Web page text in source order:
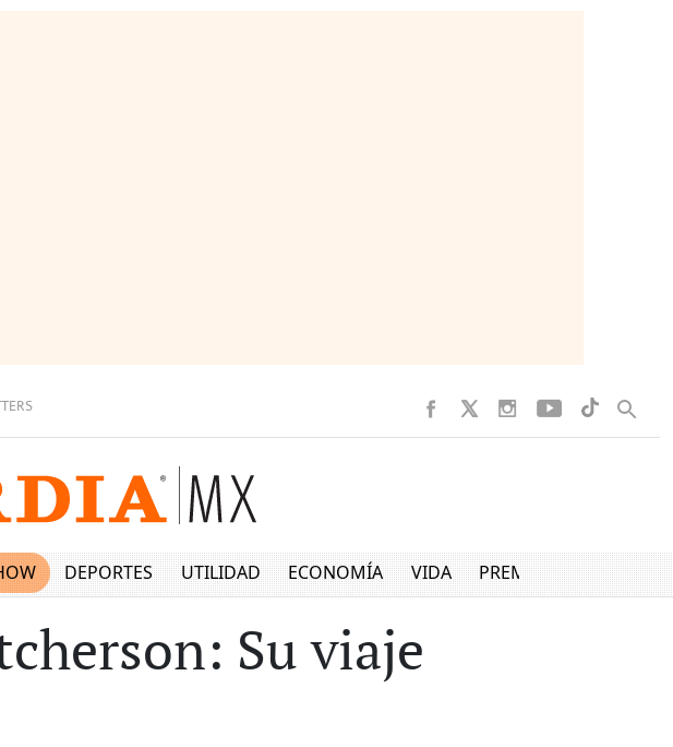
DEPORTES UTILIDAD ECONOMÍA VIDA PREMIUM
Su viaje